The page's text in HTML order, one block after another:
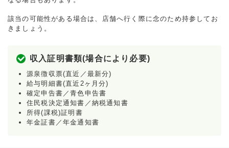
該当の可能性がある場合は、店舗へ行く際に念のため持参してお
きましょう。
収入証明書類(場合により必要)
源泉徴収票(直近／最新分)
給与明細書(直近2ヶ月分)
確定申告書／青色申告書
住民税決定通知書／納税通知書
所得(課税)証明書
年金証書／年金通知書